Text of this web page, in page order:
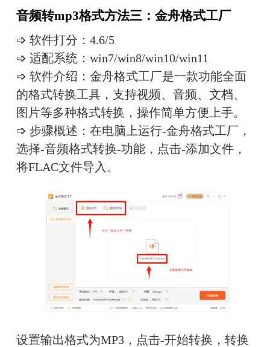
音频转mp3格式方法三：金舟格式工厂
➩ 软件打分：4.6/5
➩ 适配系统：win7/win8/win10/win11
➩ 软件介绍：金舟格式工厂是一款功能全面
的格式转换工具，支持视频、音频、文档、
图片等多种格式转换，操作简单方便上手。
➩ 步骤概述：在电脑上运行-金舟格式工厂，
选择-音频格式转换-功能，点击-添加文件，
将FLAC文件导入。
设置输出格式为MP3，点击-开始转换，转换